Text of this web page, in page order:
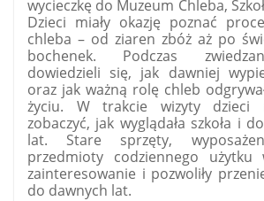
wycieczkę do Muzeum Chleba,
Dzieci miały okazję poznać
chleba – od ziaren zbóż aż po
bochenek. Podczas
dowiedzieli się, jak dawniej
oraz jak ważną rolę chleb
życiu. W trakcie wizyty dzieci
zobaczyć, jak wyglądała szkoła i
lat. Stare sprzęty,
przedmioty codziennego użytku
zainteresowanie i pozwoliły
do dawnych lat.